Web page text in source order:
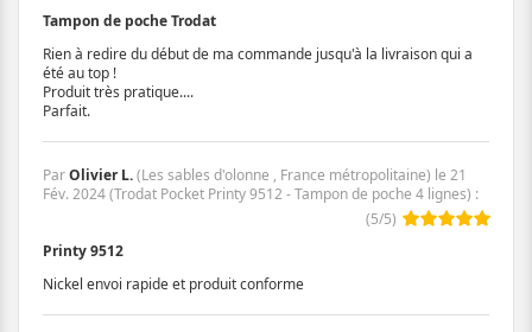
Tampon de poche Trodat
Rien à redire du début de ma commande jusqu'à la livraison qui a
été au top !
Produit très pratique....
Parfait.
ParOlivier L.(Les sables d'olonne , France métropolitaine) le 21
Fév. 2024(Trodat Pocket Printy 9512 - Tampon de poche 4 lignes) :
(5/5)
Printy 9512
Nickel envoi rapide et produit conforme